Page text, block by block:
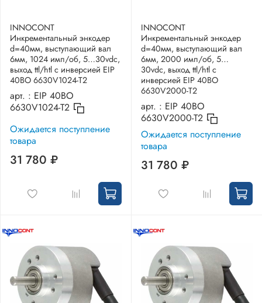
INNOCONT
Инкрементальный энкодер
d=40мм, выступающий вал
6мм, 1024 имп/об, 5…30vdc,
выход ttl/htl с инверсией EIP
40BO 6630V1024-T2
арт. : EIP 40BO
6630V1024-T2
Ожидается поступление
товара
31 780 ₽
INNOCONT
Инкрементальный энкодер
d=40мм, выступающий вал
6мм, 2000 имп/об, 5…
30vdc, выход ttl/htl с
инверсией EIP 40BO
6630V2000-T2
арт. : EIP 40BO
6630V2000-T2
Ожидается поступление
товара
31 780 ₽